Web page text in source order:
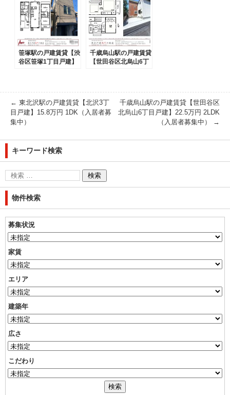
笹塚駅の戸建賃貸【渋
谷区笹塚1丁目戸建】
千歳烏山駅の戸建賃貸
【世田谷区北烏山6丁
← 東北沢駅の戸建賃貸【北沢3丁
目戸建】15.8万円 1DK（入居者募
集中）
千歳烏山駅の戸建賃貸【世田谷区
北烏山6丁目戸建】22.5万円 2LDK
（入居者募集中）
→
キーワード検索
物件検索
募集状況
家賃
エリア
建築年
広さ
こだわり